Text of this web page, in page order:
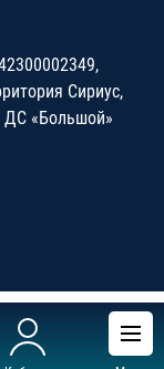
Сириус,
ДС «Большой»